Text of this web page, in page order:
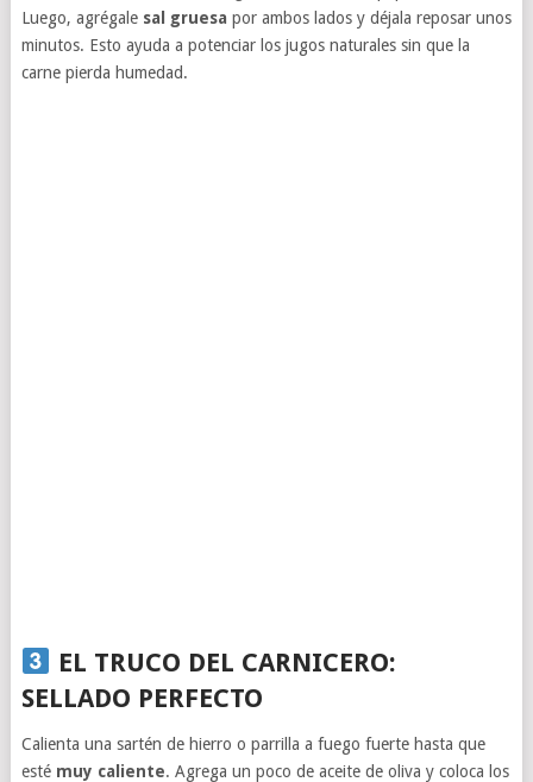
Luego, agrégale sal gruesa por ambos lados y déjala reposar unos
minutos. Esto ayuda a potenciar los jugos naturales sin que la
carne pierda humedad.
EL TRUCO DEL CARNICERO:
SELLADO PERFECTO
Calienta una sartén de hierro o parrilla a fuego fuerte hasta que
esté muy caliente. Agrega un poco de aceite de oliva y coloca los